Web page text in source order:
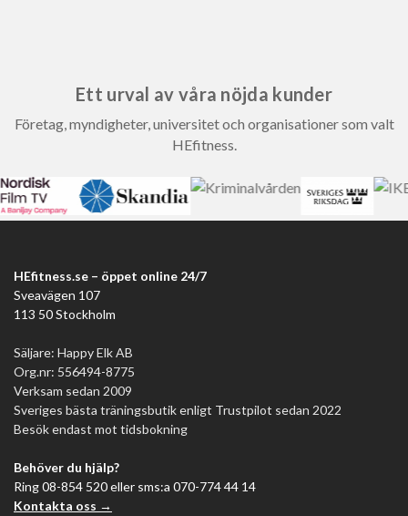
Ett urval av våra nöjda kunder
Företag, myndigheter, universitet och organisationer som valt
HEfitness.
HEfitness.se – öppet online 24/7
Sveavägen 107
113 50 Stockholm
Säljare: Happy Elk AB
Org.nr: 556494-8775
Verksam sedan 2009
Sveriges bästa träningsbutik enligt Trustpilot sedan 2022
Besök endast mot tidsbokning
Behöver du hjälp?
Ring 08-854 520 eller sms:a 070-774 44 14
Kontakta oss →